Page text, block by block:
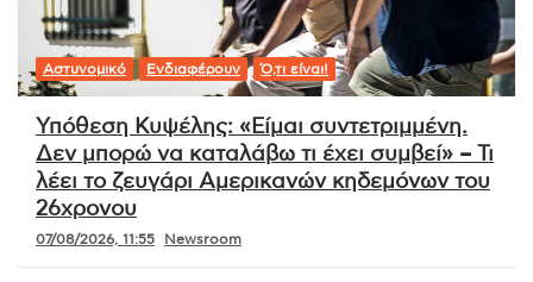
Αστυνομικό Ενδιαφέρουν Ό,τι είναι!
Υπόθεση Κυψέλης: «Είμαι συντετριμμένη.
Δεν μπορώ να καταλάβω τι έχει συμβεί» – Τι
λέει το ζευγάρι Αμερικανών κηδεμόνων του
26χρονου
07/08/2026, 11:55 Newsroom